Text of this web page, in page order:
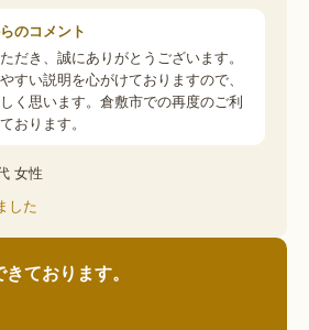
のコメント
だき、誠にありがとうございます。
すい説明を心がけておりますので、
く思います。倉敷市での再度のご利
おります。
女性
した
ております。